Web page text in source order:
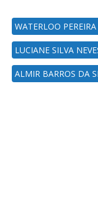
WATERLOO
LUCIANE SILVA
ALMIR BARROS DA